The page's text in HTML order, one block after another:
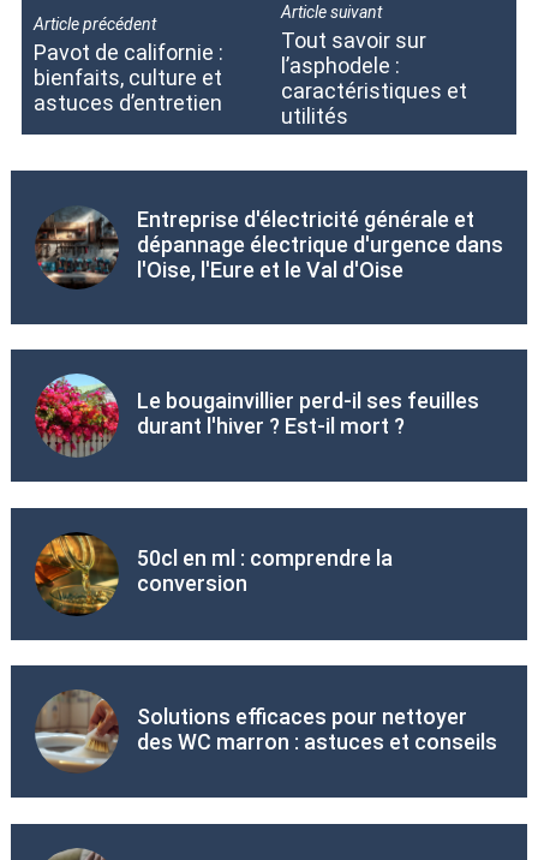
Article précédent
Pavot de californie :
bienfaits, culture et
astuces d’entretien
Article suivant
Tout savoir sur
l’asphodele :
caractéristiques et
utilités
Entreprise d'électricité générale et
dépannage électrique d'urgence dans
l'Oise, l'Eure et le Val d'Oise
Le bougainvillier perd-il ses feuilles
durant l'hiver ? Est-il mort ?
50cl en ml : comprendre la
conversion
Solutions efficaces pour nettoyer
des WC marron : astuces et conseils